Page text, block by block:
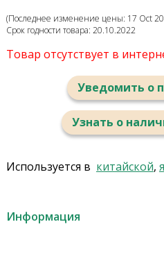
(Последнее изменение цены: 17 Oct
Срок годности товара: 20.10.2022
Товар отсутствует в
Уведомить о
Узнать о
Используется в китайской,
Информация